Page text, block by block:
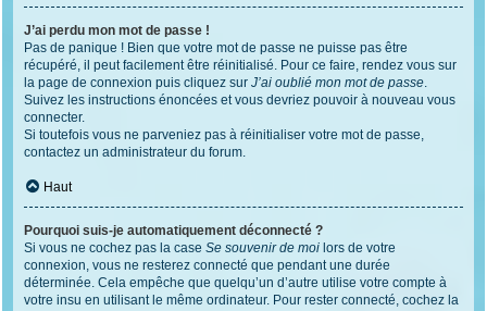
J’ai perdu mon mot de passe !
Pas de panique ! Bien que votre mot de passe ne puisse pas être
récupéré, il peut facilement être réinitialisé. Pour ce faire, rendez vous sur
la page de connexion puis cliquez sur J’ai oublié mon mot de passe.
Suivez les instructions énoncées et vous devriez pouvoir à nouveau vous
connecter.
Si toutefois vous ne parveniez pas à réinitialiser votre mot de passe,
contactez un administrateur du forum.
Haut
Pourquoi suis-je automatiquement déconnecté ?
Si vous ne cochez pas la case Se souvenir de moi lors de votre
connexion, vous ne resterez connecté que pendant une durée
déterminée. Cela empêche que quelqu’un d’autre utilise votre compte à
votre insu en utilisant le même ordinateur. Pour rester connecté, cochez la